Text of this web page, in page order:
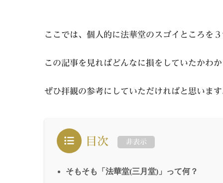
ここでは、個人的に法華堂のスゴイところを
この記事を見ればどんなに損をしていたかわ
ぜひ拝観の参考にしていただければと思いま
目次 非表示
そもそも「法華堂(三月堂)」って何？